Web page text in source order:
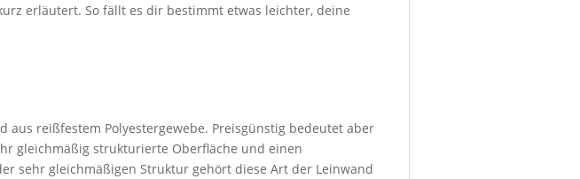
erläutert. So fällt es dir bestimmt etwas leichter, deine
reißfestem Polyestergewebe. Preisgünstig bedeutet aber
gleichmäßig strukturierte Oberfläche und einen
sehr gleichmäßigen Struktur gehört diese Art der Leinwand